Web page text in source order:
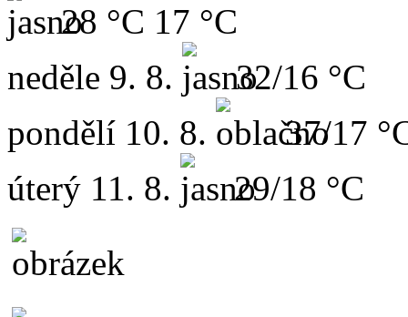
28 °C 17 °C
neděle 9. 8.
32/16 °C
pondělí 10. 8.
37/17
úterý 11. 8. 29/18 °C